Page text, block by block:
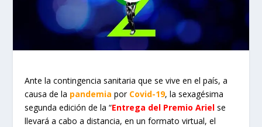
Ante la contingencia sanitaria que se vive en el país, a
causa de la pandemia por Covid-19, la sexagésima
segunda edición de la “Entrega del Premio Ariel se
llevará a cabo a distancia, en un formato virtual, el